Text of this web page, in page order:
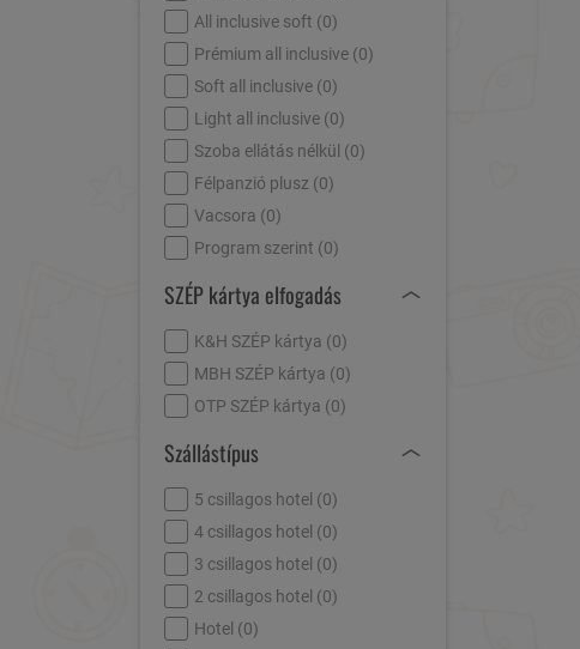
All inclusive soft (0)
Prémium all inclusive (0)
Soft all inclusive (0)
Light all inclusive (0)
Szoba ellátás nélkül (0)
Félpanzió plusz (0)
Vacsora (0)
Program szerint (0)
SZÉP kártya elfogadás
K&H SZÉP kártya (0)
MBH SZÉP kártya (0)
OTP SZÉP kártya (0)
Szállástípus
5 csillagos hotel (0)
4 csillagos hotel (0)
3 csillagos hotel (0)
2 csillagos hotel (0)
Hotel (0)